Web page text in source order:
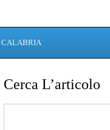
CALABRIA
Cerca L’articolo